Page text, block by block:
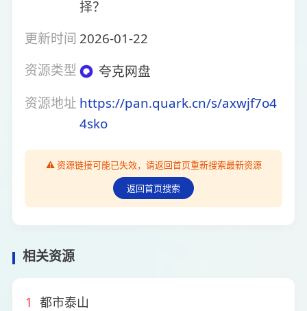
择？
更新时间 2026-01-22
资源类型
夸克网盘
资源地址 https://pan.quark.cn/s/axwjf7o4
4sko
⚠️ 资源链接可能已失效，请返回首页重新搜索最新资源
返回首页搜索
相关资源
1 都市泰山